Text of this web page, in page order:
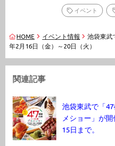
イベント
HOME イベント情報
池袋東武
年2月16日（金）～20日（火）
関連記事
池袋東武で「
メショー」が
15日まで。